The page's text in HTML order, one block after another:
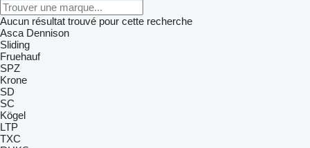
Aucun résultat trouvé pour cette recherche
Asca Dennison
Sliding
Fruehauf
SPZ
Krone
SD
SC
Kögel
LTP
TXC